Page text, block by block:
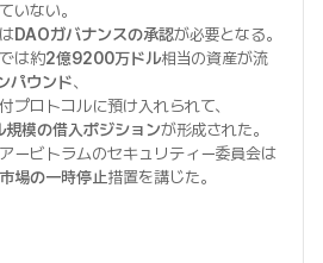
いない。
DAOガバナンスの承認が必要となる。
は約2億9200万ドル相当の資産が流
パウンド、
プロトコルに預け入れられて、
模の借入ポジションが形成された。
ービトラムのセキュリティー委員会は
市場の一時停止措置を講じた。